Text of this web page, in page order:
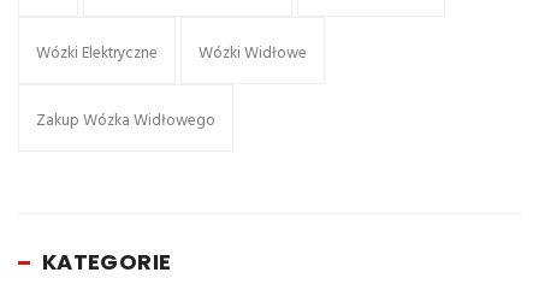
Wózki Elektryczne Wózki Widłowe
Zakup Wózka Widłowego
KATEGORIE